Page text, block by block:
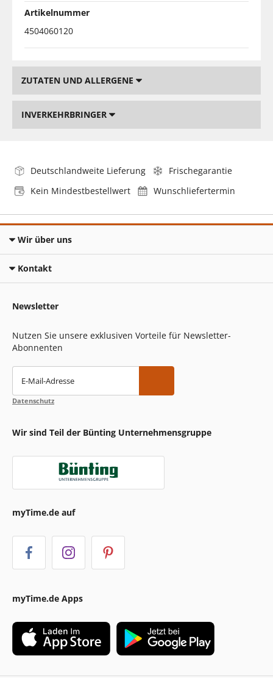
Artikelnummer
4504060120
ZUTATEN UND ALLERGENE
INVERKEHRBRINGER
Deutschlandweite Lieferung
Frischegarantie
Kein Mindestbestellwert
Wunschliefertermin
Wir über uns
Kontakt
Newsletter
Nutzen Sie unsere exklusiven Vorteile für Newsletter-
Abonnenten
E-Mail-Adresse
Datenschutz
Wir sind Teil der Bünting Unternehmensgruppe
myTime.de auf
myTime.de Apps